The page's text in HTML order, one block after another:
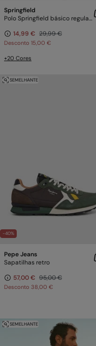
Springfield
Polo Springfield básico regular fit
14,99 € 29,99 €
Desconto 15,00 €
+20 Cores
-40%
SEMELHANTE
Pepe Jeans
Sapatilhas retro
57,00 € 95,00 €
Desconto 38,00 €
SEMELHANTE